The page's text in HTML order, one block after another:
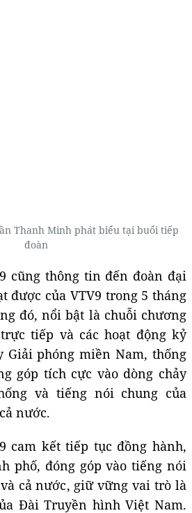
Thanh Minh phát biểu tại buổi tiếp
đoàn
cũng thông tin đến đoàn đại
được của VTV9 trong 5 tháng
đó, nổi bật là chuỗi chương
tiếp và các hoạt động kỷ
Giải phóng miền Nam, thống
góp tích cực vào dòng chảy
và tiếng nói chung của
nước.
cam kết tiếp tục đồng hành,
phố, đóng góp vào tiếng nói
cả nước, giữ vững vai trò là
Đài Truyền hình Việt Nam.